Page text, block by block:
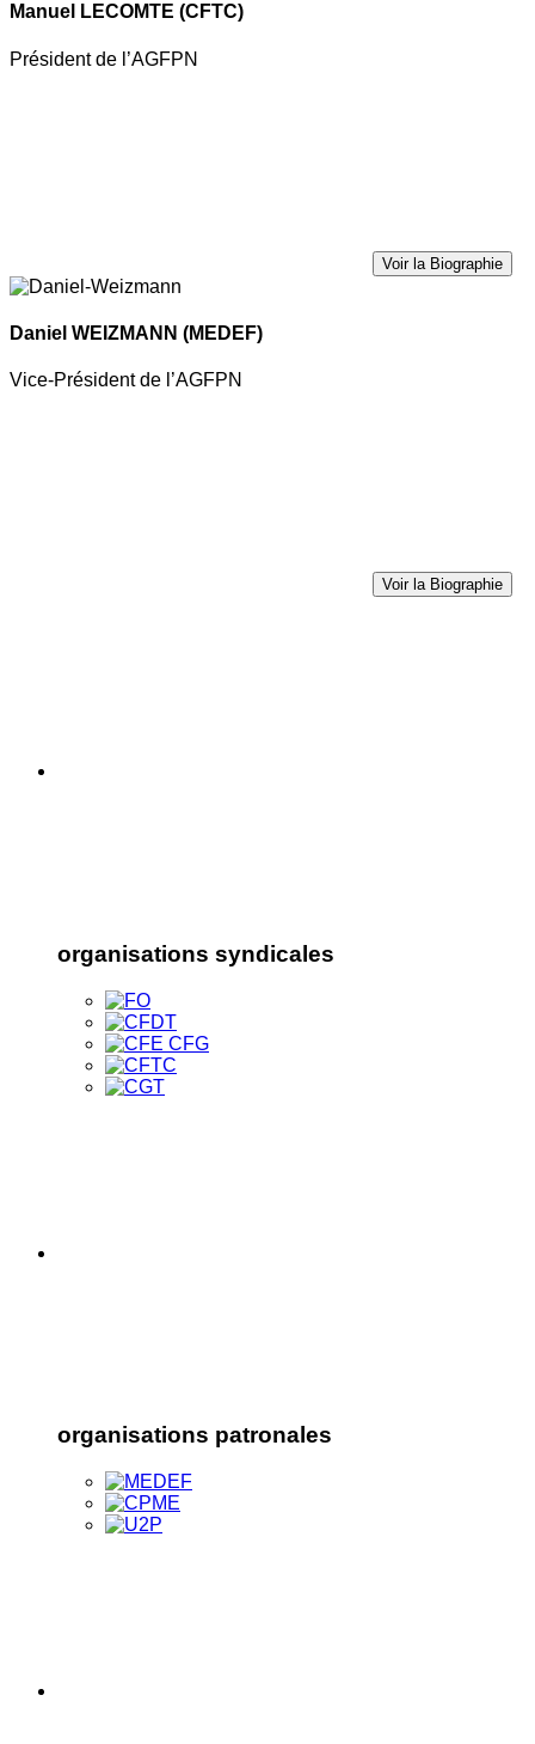
Manuel LECOMTE (CFTC)
Président de l’AGFPN
Voir la Biographie
Daniel WEIZMANN (MEDEF)
Vice-Président de l’AGFPN
Voir la Biographie
organisations syndicales
organisations patronales